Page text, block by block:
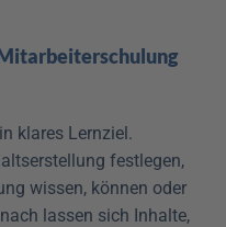
klares Lernziel.
festlegen,
wissen, können oder
lassen sich Inhalte,